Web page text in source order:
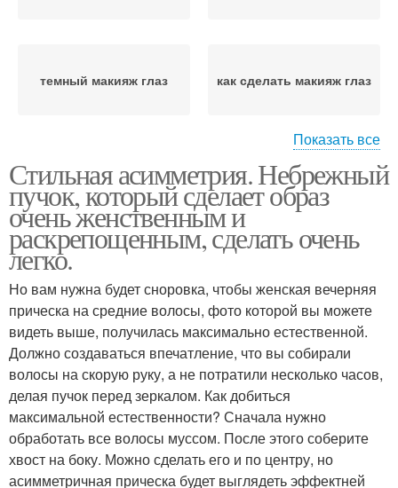
темный макияж глаз как сделать макияж глаз
макияж для серых глаз
макияж глаз в
домашних условиях
вечерний макияж глаз
Показать все
Стильная асимметрия. Небрежный
пучок, который сделает образ
очень женственным и
раскрепощенным, сделать очень
легко.
Но вам нужна будет сноровка, чтобы женская вечерняя
прическа на средние волосы, фото которой вы можете
видеть выше, получилась максимально естественной.
Должно создаваться впечатление, что вы собирали
волосы на скорую руку, а не потратили несколько часов,
делая пучок перед зеркалом. Как добиться
максимальной естественности? Сначала нужно
обработать все волосы муссом. После этого соберите
хвост на боку. Можно сделать его и по центру, но
асимметричная прическа будет выглядеть эффектней